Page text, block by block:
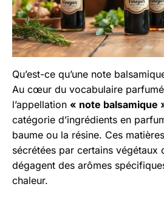
Qu’est-ce qu’une note
Au cœur du vocabulaire
l’appellation « note balsamique
catégorie d’ingrédients en
baume ou la résine. Ces
sécrétées par certains végétaux
dégagent des arômes
chaleur.